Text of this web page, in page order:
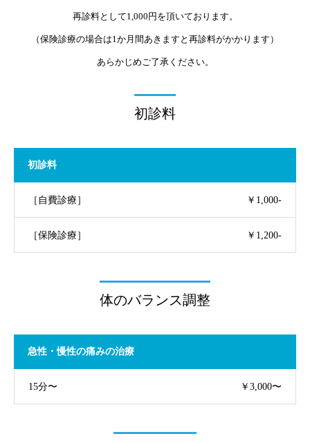
再診料として1,000円を頂いております。
（保険診療の場合は1か月間あきますと再診料がかかります）
あらかじめご了承ください。
初診料
初診料
［自費診療］ ￥1,000-
［保険診療］ ￥1,200-
体のバランス調整
急性・慢性の痛みの治療
15分〜 ￥3,000〜